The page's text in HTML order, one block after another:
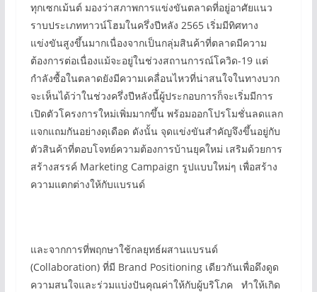
ทุกเซกเม้นต์ มองว่าสภาพการแข่งขันตลาดที่อยู่อาศัยแนว
ราบประเภททาวน์โฮมในครึ่งปีหลัง 2565 เริ่มมีทิศทาง
แข่งขันสูงขึ้นมากเนื่องจากเป็นกลุ่มสินค้าที่ตลาดมีความ
ต้องการต่อเนื่องแม้จะอยู่ในช่วงสถานการณ์โควิด-19 แต่
กำลังซื้อในตลาดยังมีความเคลื่อนไหวที่น่าสนใจในทางบวก
จะเห็นได้ว่าในช่วงครึ่งปีหลังนี้ผู้ประกอบการก็จะเริ่มมีการ
เปิดตัวโครงการใหม่เพิ่มมากขึ้น พร้อมออกโปรโมชั่นลดแลก
แจกแถมกันอย่างดุเดือด ดังนั้น จุดแข่งขันสำคัญจึงขึ้นอยู่กับ
ตัวสินค้าที่ตอบโจทย์ความต้องการบ้านยุคใหม่ เสริมด้วยการ
สร้างสรรค์ Marketing Campaign รูปแบบใหม่ๆ เพื่อสร้าง
ความแตกต่างให้กับแบรนด์
และจากการที่พฤกษาใช้กลยุทธ์ผสานแบรนด์
(Collaboration) ที่มี Brand Positioning เดียวกันเพื่อดึงดูด
ความสนใจและร่วมแบ่งปันคุณค่าให้กับผู้บริโภค ทำให้เกิด